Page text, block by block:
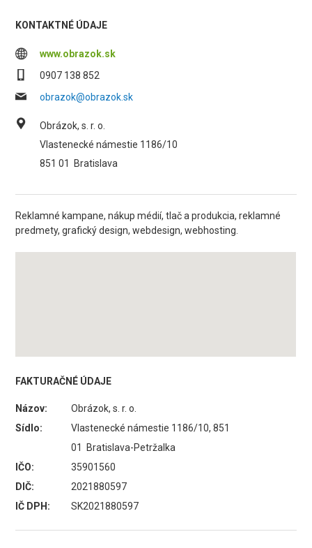
KONTAKTNÉ ÚDAJE
www.obrazok.sk
0907 138 852
obrazok@obrazok.sk
Obrázok, s. r. o.
Vlastenecké námestie 1186/10
851 01
Bratislava
Reklamné kampane, nákup médií, tlač a produkcia, reklamné
predmety, grafický design, webdesign, webhosting.
FAKTURAČNÉ ÚDAJE
Názov:
Obrázok, s. r. o.
Sídlo:
Vlastenecké námestie 1186/10, 851
01 Bratislava-Petržalka
IČO:
35901560
DIČ:
2021880597
IČ DPH:
SK2021880597